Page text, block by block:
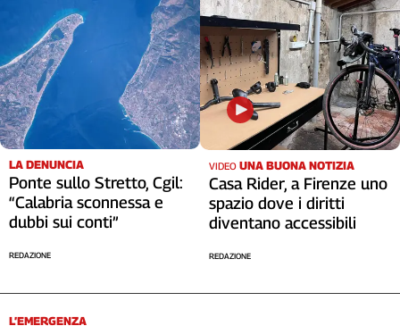
LA DENUNCIA
Ponte sullo Stretto, Cgil:
“Calabria sconnessa e
dubbi sui conti”
REDAZIONE
VIDEO UNA BUONA NOTIZIA
Casa Rider, a Firenze uno
spazio dove i diritti
diventano accessibili
REDAZIONE
L’EMERGENZA